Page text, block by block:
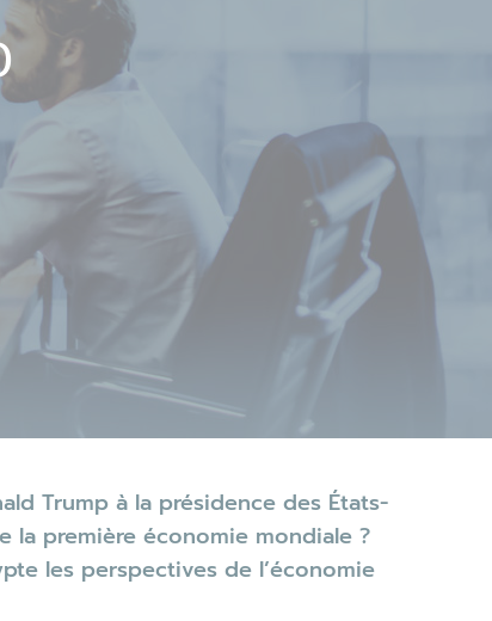
Trump à la présidence des États-
la première économie mondiale ?
les perspectives de l’économie